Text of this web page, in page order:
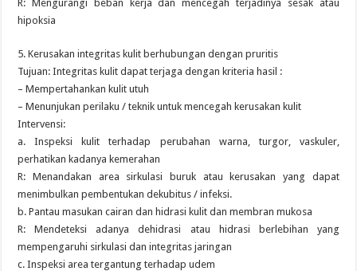
R: Mengurangi beban kerja dan mencegah terjadinya sesak atau
hipoksia
5. Kerusakan integritas kulit berhubungan dengan pruritis
Tujuan: Integritas kulit dapat terjaga dengan kriteria hasil :
– Mempertahankan kulit utuh
– Menunjukan perilaku / teknik untuk mencegah kerusakan kulit
Intervensi:
a. Inspeksi kulit terhadap perubahan warna, turgor, vaskuler,
perhatikan kadanya kemerahan
R: Menandakan area sirkulasi buruk atau kerusakan yang dapat
menimbulkan pembentukan dekubitus / infeksi.
b. Pantau masukan cairan dan hidrasi kulit dan membran mukosa
R: Mendeteksi adanya dehidrasi atau hidrasi berlebihan yang
mempengaruhi sirkulasi dan integritas jaringan
c. Inspeksi area tergantung terhadap udem